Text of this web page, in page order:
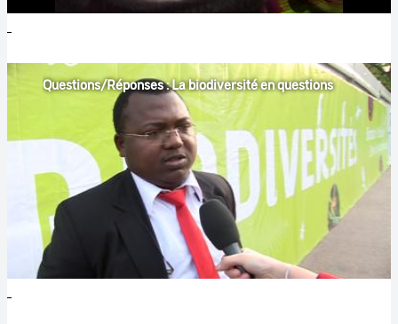
Questions/Réponses : La biodiversité en questions